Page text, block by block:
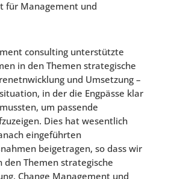
für Management und
consulting unterstützte
in den Themen strategische
und Umsetzung –
in der die Engpässe klar
um passende
Dies hat wesentlich
eingeführten
beigetragen, so dass wir
Themen strategische
Change Management und